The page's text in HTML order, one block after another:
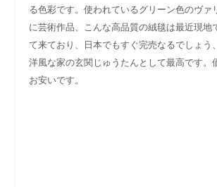
る色彩です。使われているグリーン色のヴァ
に芸術作品、こんな高品質の絨毯は最近現地
て来ており、日本でもすぐ完売なるでしょう
洋風な家の玄関じゅうたんとして最高です。
お安いです。